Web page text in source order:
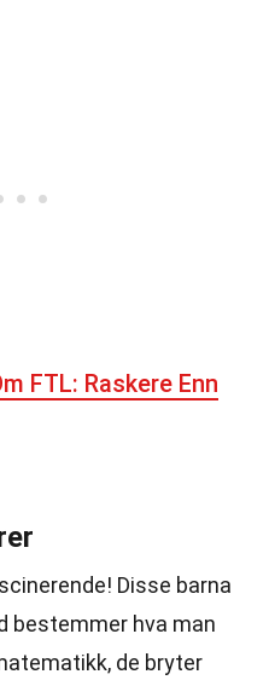
FTL: Raskere Enn
Disse barna
bestemmer hva man
de bryter